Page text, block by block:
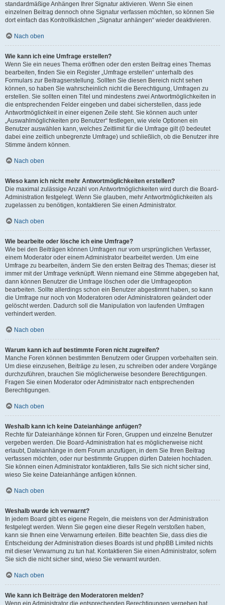
standardmäßige Anhängen Ihrer Signatur aktivieren. Wenn Sie einen
einzelnen Beitrag dennoch ohne Signatur verfassen möchten, so können Sie
dort einfach das Kontrollkästchen „Signatur anhängen“ wieder deaktivieren.
Nach oben
Wie kann ich eine Umfrage erstellen?
Wenn Sie ein neues Thema eröffnen oder den ersten Beitrag eines Themas
bearbeiten, finden Sie ein Register „Umfrage erstellen“ unterhalb des
Formulars zur Beitragserstellung. Sollten Sie diesen Bereich nicht sehen
können, so haben Sie wahrscheinlich nicht die Berechtigung, Umfragen zu
erstellen. Sie sollten einen Titel und mindestens zwei Antwortmöglichkeiten in
die entsprechenden Felder eingeben und dabei sicherstellen, dass jede
Antwortmöglichkeit in einer eigenen Zeile steht. Sie können auch unter
„Auswahlmöglichkeiten pro Benutzer“ festlegen, wie viele Optionen ein
Benutzer auswählen kann, welches Zeitlimit für die Umfrage gilt (0 bedeutet
dabei eine zeitlich unbegrenzte Umfrage) und schließlich, ob die Benutzer ihre
Stimme ändern können.
Nach oben
Wieso kann ich nicht mehr Antwortmöglichkeiten erstellen?
Die maximal zulässige Anzahl von Antwortmöglichkeiten wird durch die Board-
Administration festgelegt. Wenn Sie glauben, mehr Antwortmöglichkeiten als
zugelassen zu benötigen, kontaktieren Sie einen Administrator.
Nach oben
Wie bearbeite oder lösche ich eine Umfrage?
Wie bei den Beiträgen können Umfragen nur vom ursprünglichen Verfasser,
einem Moderator oder einem Administrator bearbeitet werden. Um eine
Umfrage zu bearbeiten, ändern Sie den ersten Beitrag des Themas; dieser ist
immer mit der Umfrage verknüpft. Wenn niemand eine Stimme abgegeben hat,
dann können Benutzer die Umfrage löschen oder die Umfrageoption
bearbeiten. Sollte allerdings schon ein Benutzer abgestimmt haben, so kann
die Umfrage nur noch von Moderatoren oder Administratoren geändert oder
gelöscht werden. Dadurch soll die Manipulation von laufenden Umfragen
verhindert werden.
Nach oben
Warum kann ich auf bestimmte Foren nicht zugreifen?
Manche Foren können bestimmten Benutzern oder Gruppen vorbehalten sein.
Um diese einzusehen, Beiträge zu lesen, zu schreiben oder andere Vorgänge
durchzuführen, brauchen Sie möglicherweise besondere Berechtigungen.
Fragen Sie einen Moderator oder Administrator nach entsprechenden
Berechtigungen.
Nach oben
Weshalb kann ich keine Dateianhänge anfügen?
Rechte für Dateianhänge können für Foren, Gruppen und einzelne Benutzer
vergeben werden. Die Board-Administration hat es möglicherweise nicht
erlaubt, Dateianhänge in dem Forum anzufügen, in dem Sie Ihren Beitrag
verfassen möchten, oder nur bestimmte Gruppen dürfen Dateien hochladen.
Sie können einen Administrator kontaktieren, falls Sie sich nicht sicher sind,
wieso Sie keine Dateianhänge anfügen können.
Nach oben
Weshalb wurde ich verwarnt?
In jedem Board gibt es eigene Regeln, die meistens von der Administration
festgelegt werden. Wenn Sie gegen eine dieser Regeln verstoßen haben,
kann sie Ihnen eine Verwarnung erteilen. Bitte beachten Sie, dass dies die
Entscheidung der Administration dieses Boards ist und phpBB Limited nichts
mit dieser Verwarnung zu tun hat. Kontaktieren Sie einen Administrator, sofern
Sie sich die nicht sicher sind, wieso Sie verwarnt wurden.
Nach oben
Wie kann ich Beiträge den Moderatoren melden?
Wenn ein Administrator die entsprechenden Berechtigungen vergeben hat,